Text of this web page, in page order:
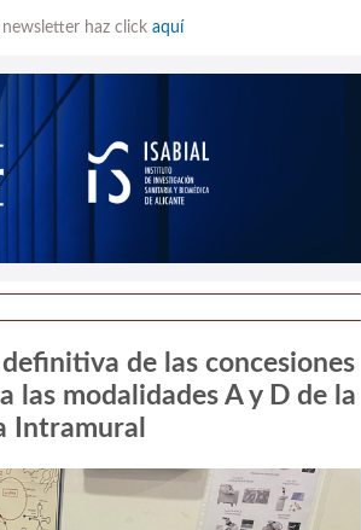
haz click aquí
de las concesiones
las modalidades A y D de la
Intramural